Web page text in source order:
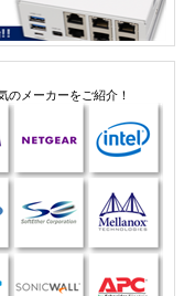
のメーカーをご紹介！